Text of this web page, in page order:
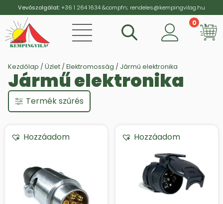
Vevőszolgálat:+36 1 264 1634&compfn; rendeles@kempingvilag.hu
0
Kezdőlap / Üzlet / Elektromosság / Jármű elektronika
Jármű elektronika
Termék szűrés
Hozzáadom Hozzáadom